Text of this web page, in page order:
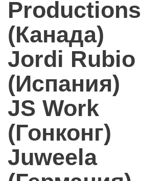
Productions
(Канада)
Jordi Rubio
(Испания)
JS Work
(Гонконг)
Juweela